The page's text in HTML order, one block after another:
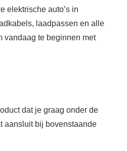
elektrische auto’s in
laadpassen en alle
vandaag te beginnen met
dat je graag onder de
aansluit bij bovenstaande